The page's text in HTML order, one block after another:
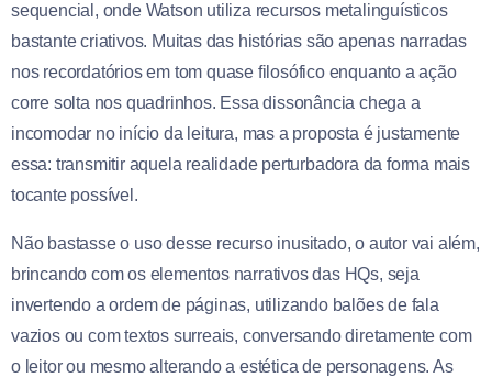
sequencial, onde Watson utiliza recursos metalinguísticos
bastante criativos. Muitas das histórias são apenas narradas
nos recordatórios em tom quase filosófico enquanto a ação
corre solta nos quadrinhos. Essa dissonância chega a
incomodar no início da leitura, mas a proposta é justamente
essa: transmitir aquela realidade perturbadora da forma mais
tocante possível.
Não bastasse o uso desse recurso inusitado, o autor vai além,
brincando com os elementos narrativos das HQs, seja
invertendo a ordem de páginas, utilizando balões de fala
vazios ou com textos surreais, conversando diretamente com
o leitor ou mesmo alterando a estética de personagens. As